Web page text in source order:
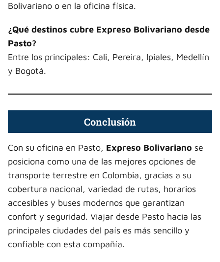
Bolivariano o en la oficina física.
¿Qué destinos cubre Expreso Bolivariano desde
Pasto?
Entre los principales: Cali, Pereira, Ipiales, Medellín
y Bogotá.
Conclusión
Con su oficina en Pasto, Expreso Bolivariano se
posiciona como una de las mejores opciones de
transporte terrestre en Colombia, gracias a su
cobertura nacional, variedad de rutas, horarios
accesibles y buses modernos que garantizan
confort y seguridad. Viajar desde Pasto hacia las
principales ciudades del país es más sencillo y
confiable con esta compañía.